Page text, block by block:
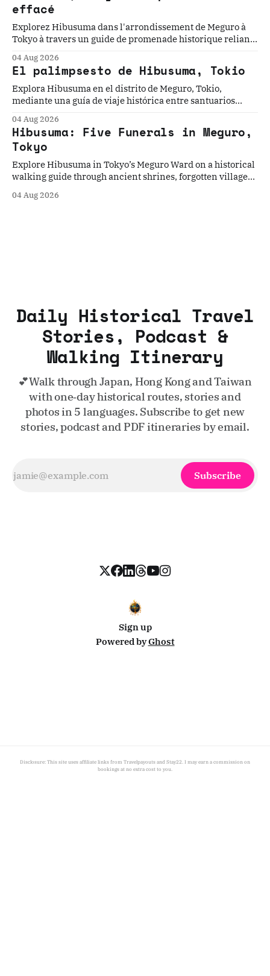
effacé
Explorez Hibusuma dans l'arrondissement de Meguro à
Tokyo à travers un guide de promenade historique reliant
paisibles.
04 Aug 2026
El palimpsesto de Hibusuma, Tokio
Explora Hibusuma en el distrito de Meguro, Tokio,
mediante una guía de viaje histórica entre santuarios
residenciales.
04 Aug 2026
Hibusuma: Five Funerals in Meguro,
Tokyo
Explore Hibusuma in Tokyo’s Meguro Ward on a historical
walking guide through ancient shrines, forgotten village
04 Aug 2026
Daily Historical Travel
Stories, Podcast &
Walking Itinerary
💕Walk through Japan, Hong Kong and Taiwan
with one‑day historical routes, stories and
photos in 5 languages. Subscribe to get new
stories, podcast and PDF itineraries by email.
Subscribe
Sign up
Powered byGhost
Disclosure: This site uses affiliate links from Travelpayouts and Stay22. I may earn a commission on
bookings at no extra cost to you.